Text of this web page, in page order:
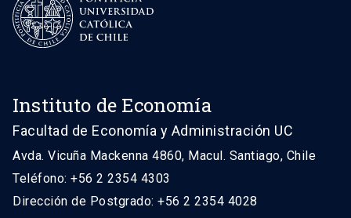
Instituto de Economía
Facultad de Economía y Administración UC
Avda. Vicuña Mackenna 4860, Macul. Santiago, Chile
Teléfono: +56 2 2354 4303
Dirección de Postgrado: +56 2 2354 4028